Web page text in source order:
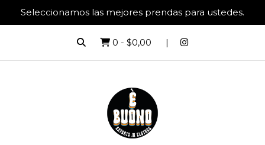
Seleccionamos las mejores prendas para ustedes.
0 - $0,00